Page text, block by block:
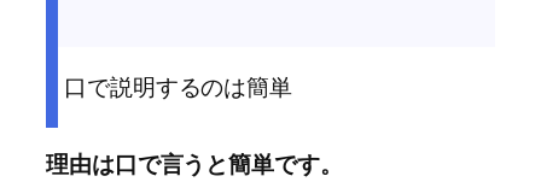
口で説明するのは簡単
理由は口で言うと簡単です。